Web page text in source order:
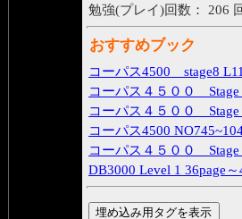
勉強(プレイ)回数： 206
おすすめブック
コーパス4500 stage8
コーパス４５００ Stage
コーパス４５００ Stage
コーパス4500
コーパス４５００ Stage
DB3000 Level 1 36page～